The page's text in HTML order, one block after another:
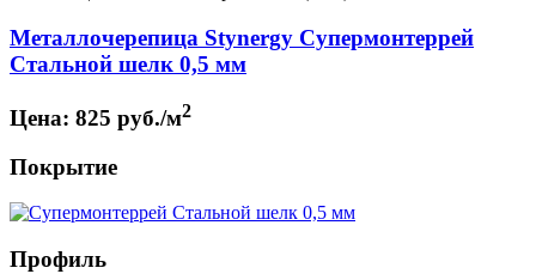
Металлочерепица Stynergy Супермонтеррей
Стальной шелк 0,5 мм
Цена: 825 руб./м2
Покрытие
Профиль